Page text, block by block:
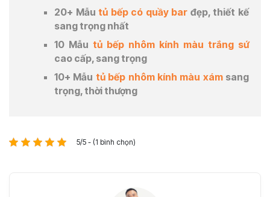
20+ Mẫutủ bếp có quầy bar đẹp, thiết kế
sang trọng nhất
10 Mẫu tủ bếp nhôm kính màu trắng sứ
cao cấp, sang trọng
10+ Mẫu tủ bếp nhôm kính màu xámsang
trọng, thời thượng
5/5 - (1 bình chọn)